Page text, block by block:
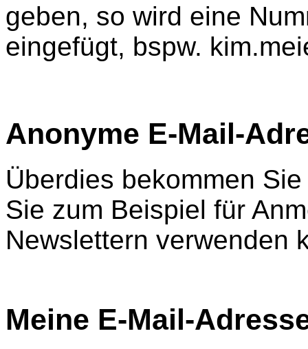
geben, so wird eine
eingefügt, bspw.
Anonyme E-Mail-
Überdies bekommen
Sie zum Beispiel für
Newslettern verwenden
Meine E-Mail-